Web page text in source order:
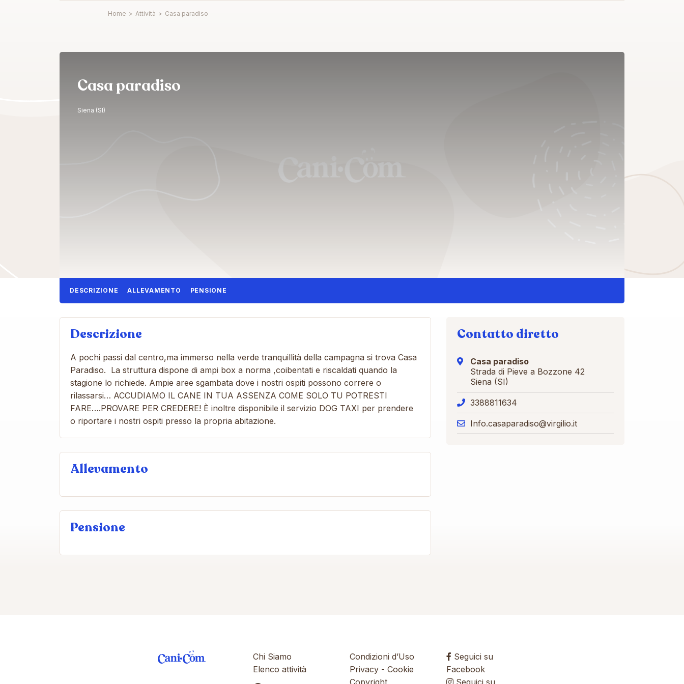
Home > Attività > Casa paradiso
Casa paradiso
Siena (SI)
DESCRIZIONE ALLEVAMENTO PENSIONE
Descrizione
A pochi passi dal centro,ma immerso nella verde tranquillità della campagna si trova Casa
Paradiso. La struttura dispone di ampi box a norma ,coibentati e riscaldati quando la
stagione lo richiede. Ampie aree sgambata dove i nostri ospiti possono correre o
rilassarsi… ACCUDIAMO IL CANE IN TUA ASSENZA COME SOLO TU POTRESTI
FARE….PROVARE PER CREDERE! È inoltre disponibile il servizio DOG TAXI per prendere
o riportare i nostri ospiti presso la propria abitazione.
Allevamento
Pensione
Contatto diretto
Casa paradiso
Strada di Pieve a Bozzone 42
Siena (SI)
3388811634
Info.casaparadiso@virgilio.it
Chi Siamo
Elenco attività
Condizioni d’Uso
Privacy - Cookie
Copyright
Seguici su
Facebook
Seguici su